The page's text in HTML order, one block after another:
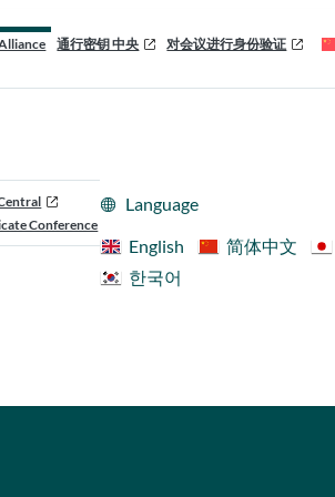
通行密钥 中央 对会议进行身份验证
Conference
Language
English
简体中文
한국어